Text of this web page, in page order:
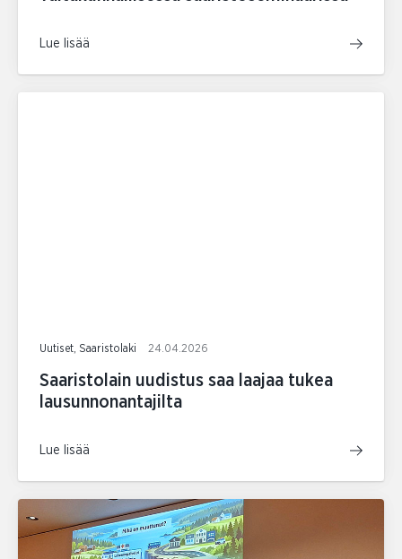
Lue lisää
Uutiset, Saaristolaki 24.04.2026
Saaristolain uudistus saa laajaa tukea
lausunnonantajilta
Lue lisää